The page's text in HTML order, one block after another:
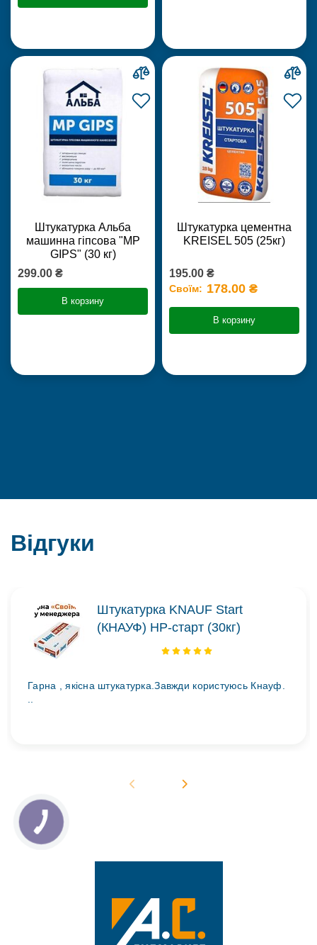
Штукатурка Альба
машинна гіпсова "MP
GIPS" (30 кг)
299.00 ₴
В корзину
Штукатурка цементна
KREISEL 505 (25кг)
195.00 ₴
Своїм: 178.00 ₴
В корзину
Відгуки
Штукатурка KNAUF Start
(КНАУФ) НР-старт (30кг)
Гарна , якісна штукатурка.Завжди користуюсь Кнауф.
..